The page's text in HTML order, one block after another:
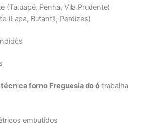
(Tatuapé, Penha, Vila Prudente)
(Lapa, Butantã, Perdizes)
forno Freguesia do ó trabalha
embutidos